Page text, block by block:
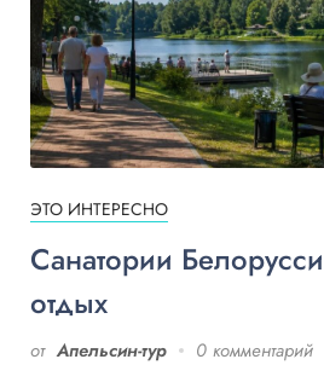
ЭТО ИНТЕРЕСНО
Санатории
отдых
от Апельсин-тур 0 комментарий